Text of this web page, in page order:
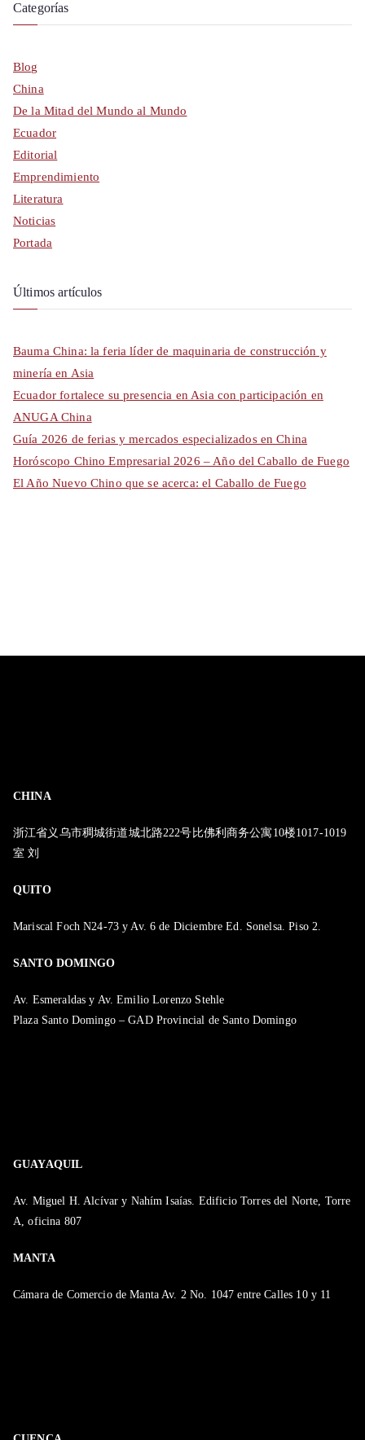
Categorías
Blog
China
De la Mitad del Mundo al Mundo
Ecuador
Editorial
Emprendimiento
Literatura
Noticias
Portada
Últimos artículos
Bauma China: la feria líder de maquinaria de construcción y
minería en Asia
Ecuador fortalece su presencia en Asia con participación en
ANUGA China
Guía 2026 de ferias y mercados especializados en China
Horóscopo Chino Empresarial 2026 – Año del Caballo de Fuego
El Año Nuevo Chino que se acerca: el Caballo de Fuego
CHINA
浙江省义乌市稠城街道城北路222号比佛利商务公寓10楼1017-1019
室 刘
QUITO
Mariscal Foch N24-73 y Av. 6 de Diciembre Ed. Sonelsa. Piso 2.
SANTO DOMINGO
Av. Esmeraldas y Av. Emilio Lorenzo Stehle
Plaza Santo Domingo – GAD Provincial de Santo Domingo
GUAYAQUIL
Av. Miguel H. Alcívar y Nahím Isaías. Edificio Torres del Norte, Torre
A, oficina 807
MANTA
Cámara de Comercio de Manta Av. 2 No. 1047 entre Calles 10 y 11